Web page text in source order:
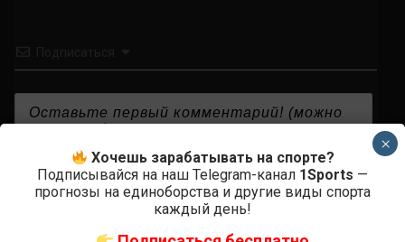
КОММЕНТАРИЕВ
Хочешь зарабатывать на спорте?
Подписывайся на наш Telegram-канал 1Sports —
прогнозы на единоборства и другие виды спорта
каждый день!
×